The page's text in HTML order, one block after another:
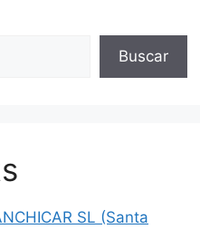
Buscar
SL (Santa